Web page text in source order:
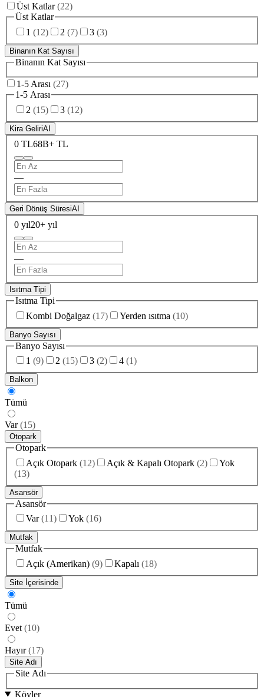
Üst Katlar (22)
Üst Katlar
1 (12) 2 (7) 3 (3)
Binanın Kat Sayısı
Binanın Kat Sayısı
1-5 Arası (27)
1-5 Arası
2 (15) 3 (12)
Kira GeliriAI
0 TL68B+ TL
—
Geri Dönüş SüresiAI
0 yıl20+ yıl
—
Isıtma Tipi
Isıtma Tipi
Kombi Doğalgaz (17) Yerden ısıtma (10)
Banyo Sayısı
Banyo Sayısı
1 (9) 2 (15) 3 (2) 4 (1)
Balkon
Tümü
Var (15)
Otopark
Otopark
Açık Otopark (12) Açık & Kapalı Otopark (2)
Yok
(13)
Asansör
Asansör
Var (11) Yok (16)
Mutfak
Mutfak
Açık (Amerikan) (9) Kapalı (18)
Site İçerisinde
Tümü
Evet (10)
Hayır (17)
Site Adı
Site Adı
Köyler